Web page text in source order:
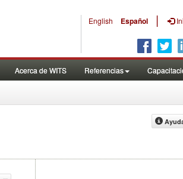
English Español |
Acerca de WITS Referencias